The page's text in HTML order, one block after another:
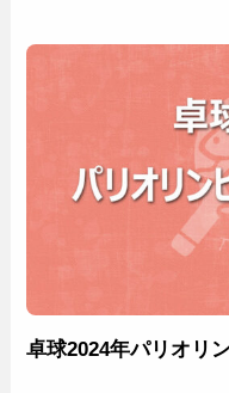
卓球2024年パリオ